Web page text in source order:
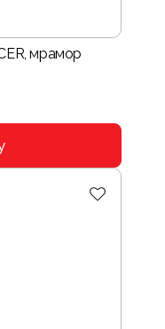
мрамор